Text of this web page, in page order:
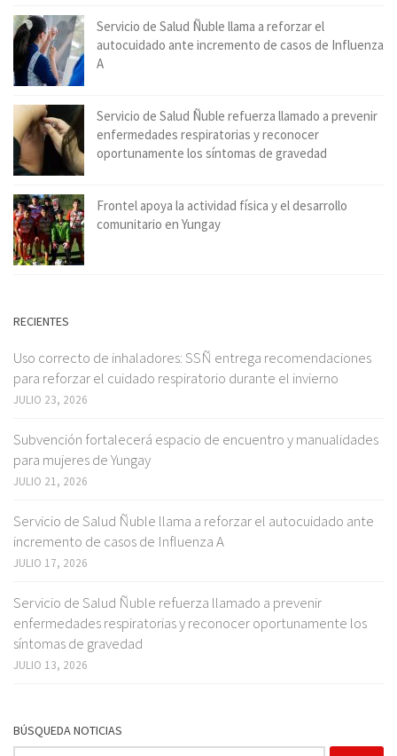
Servicio de Salud Ñuble llama a reforzar el
autocuidado ante incremento de casos de Influenza
A
Servicio de Salud Ñuble refuerza llamado a prevenir
enfermedades respiratorias y reconocer
oportunamente los síntomas de gravedad
Frontel apoya la actividad física y el desarrollo
comunitario en Yungay
RECIENTES
Uso correcto de inhaladores: SSÑ entrega recomendaciones
para reforzar el cuidado respiratorio durante el invierno
JULIO 23, 2026
Subvención fortalecerá espacio de encuentro y manualidades
para mujeres de Yungay
JULIO 21, 2026
Servicio de Salud Ñuble llama a reforzar el autocuidado ante
incremento de casos de Influenza A
JULIO 17, 2026
Servicio de Salud Ñuble refuerza llamado a prevenir
enfermedades respiratorias y reconocer oportunamente los
síntomas de gravedad
JULIO 13, 2026
BÚSQUEDA NOTICIAS